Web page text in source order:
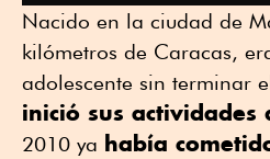
Nacido en la ciudad de
kilómetros de Caracas,
adolescente sin terminar
inició sus actividades
2010 ya había